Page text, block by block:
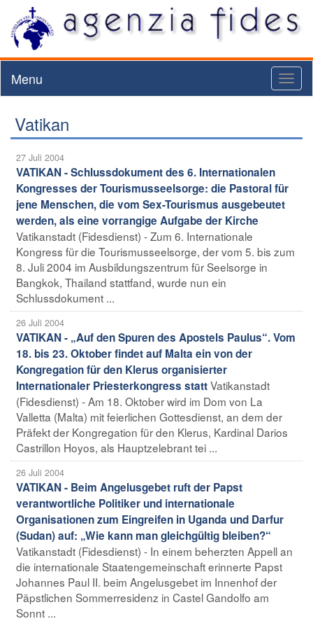
Menu
Vatikan
27 Juli 2004
VATIKAN - Schlussdokument des 6. Internationalen
Kongresses der Tourismusseelsorge: die Pastoral für
jene Menschen, die vom Sex-Tourismus ausgebeutet
werden, als eine vorrangige Aufgabe der Kirche
Vatikanstadt (Fidesdienst) - Zum 6. Internationale
Kongress für die Tourismusseelsorge, der vom 5. bis zum
8. Juli 2004 im Ausbildungszentrum für Seelsorge in
Bangkok, Thailand stattfand, wurde nun ein
Schlussdokument ...
26 Juli 2004
VATIKAN - „Auf den Spuren des Apostels Paulus“. Vom
18. bis 23. Oktober findet auf Malta ein von der
Kongregation für den Klerus organisierter
Internationaler Priesterkongress stattVatikanstadt
(Fidesdienst) - Am 18. Oktober wird im Dom von La
Valletta (Malta) mit feierlichen Gottesdienst, an dem der
Präfekt der Kongregation für den Klerus, Kardinal Darios
Castrillon Hoyos, als Hauptzelebrant tei ...
26 Juli 2004
VATIKAN - Beim Angelusgebet ruft der Papst
verantwortliche Politiker und internationale
Organisationen zum Eingreifen in Uganda und Darfur
(Sudan) auf: „Wie kann man gleichgültig bleiben?“
Vatikanstadt (Fidesdienst) - In einem beherzten Appell an
die internationale Staatengemeinschaft erinnerte Papst
Johannes Paul II. beim Angelusgebet im Innenhof der
Päpstlichen Sommerresidenz in Castel Gandolfo am
Sonnt ...